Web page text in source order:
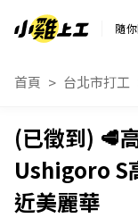
隨
首頁 台北市打工
🥩
Ushigoro S
近美麗華